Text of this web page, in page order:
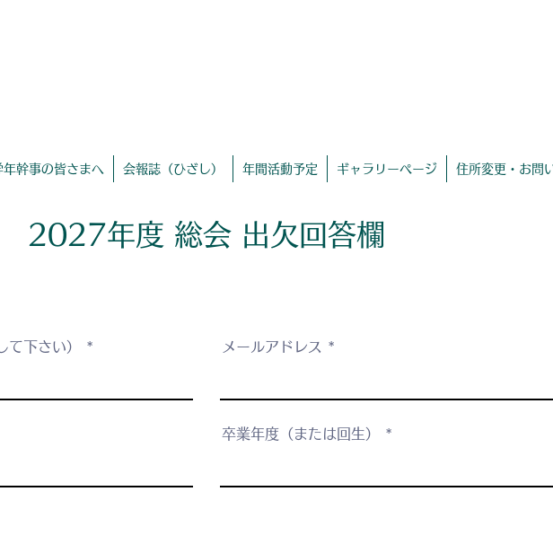
年幹事の皆さまへ 会報誌（ひざし） 年間活動予定 ギャラリーページ 住所変更・お問
​2027年度 総会 出欠回答欄
て下さい） メールアドレス
卒業年度（または回生）